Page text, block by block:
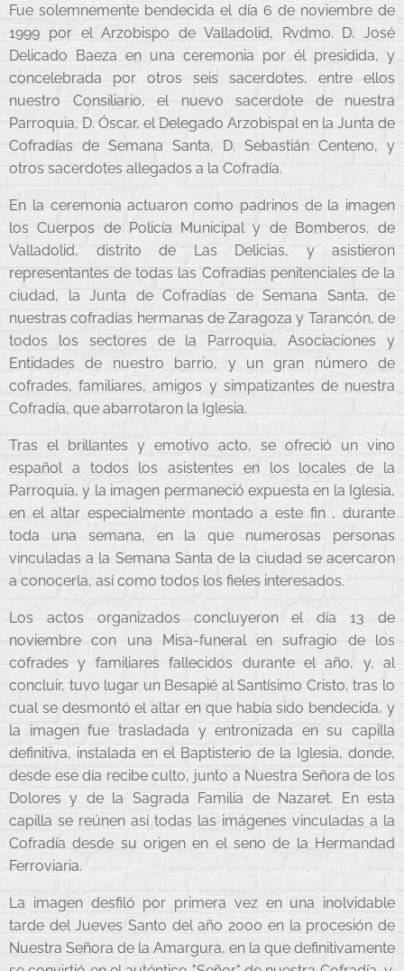
Fue solemnemente bendecida el día 6 de noviembre de
1999 por el Arzobispo de Valladolid, Rvdmo. D. José
Delicado Baeza en una ceremonia por él presidida, y
concelebrada por otros seis sacerdotes, entre ellos
nuestro Consiliario, el nuevo sacerdote de nuestra
Parroquia, D. Óscar, el Delegado Arzobispal en la Junta de
Cofradías de Semana Santa, D. Sebastián Centeno, y
otros sacerdotes allegados a la Cofradía.
En la ceremonia actuaron como padrinos de la imagen
los Cuerpos de Policía Municipal y de Bomberos, de
Valladolid, distrito de Las Delicias, y asistieron
representantes de todas las Cofradías penitenciales de la
ciudad, la Junta de Cofradías de Semana Santa, de
nuestras cofradías hermanas de Zaragoza y Tarancón, de
todos los sectores de la Parroquia, Asociaciones y
Entidades de nuestro barrio, y un gran número de
cofrades, familiares, amigos y simpatizantes de nuestra
Cofradía, que abarrotaron la Iglesia.
Tras el brillantes y emotivo acto, se ofreció un vino
español a todos los asistentes en los locales de la
Parroquia, y la imagen permaneció expuesta en la Iglesia,
en el altar especialmente montado a este fin , durante
toda una semana, en la que numerosas personas
vinculadas a la Semana Santa de la ciudad se acercaron
a conocerla, así como todos los fieles interesados.
Los actos organizados concluyeron el día 13 de
noviembre con una Misa-funeral en sufragio de los
cofrades y familiares fallecidos durante el año, y, al
concluir, tuvo lugar un Besapié al Santísimo Cristo, tras lo
cual se desmontó el altar en que había sido bendecida, y
la imagen fue trasladada y entronizada en su capilla
definitiva, instalada en el Baptisterio de la Iglesia, donde,
desde ese día recibe culto, junto a Nuestra Señora de los
Dolores y de la Sagrada Familia de Nazaret. En esta
capilla se reúnen así todas las imágenes vinculadas a la
Cofradía desde su origen en el seno de la Hermandad
Ferroviaria.
La imagen desfiló por primera vez en una inolvidable
tarde del Jueves Santo del año 2000 en la procesión de
Nuestra Señora de la Amargura, en la que definitivamente